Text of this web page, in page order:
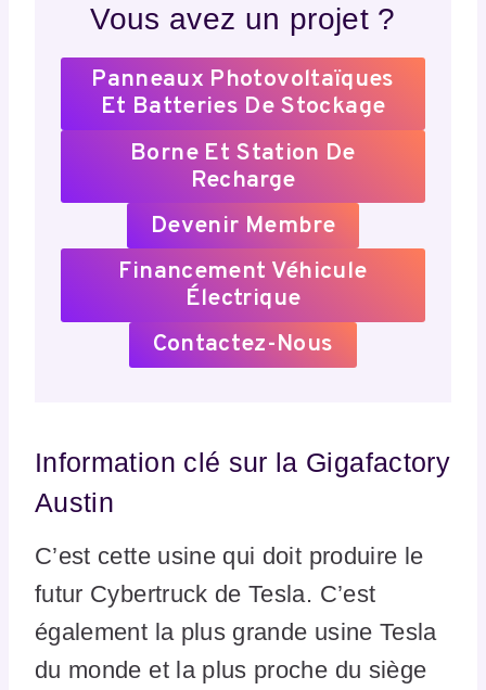
Vous avez un projet ?
Panneaux Photovoltaïques
Et Batteries De Stockage
Borne Et Station De
Recharge
Devenir Membre
Financement Véhicule
Électrique
Contactez-Nous
Information clé sur la Gigafactory
Austin
C’est cette usine qui doit produire le
futur Cybertruck de Tesla. C’est
également la plus grande usine Tesla
du monde et la plus proche du siège